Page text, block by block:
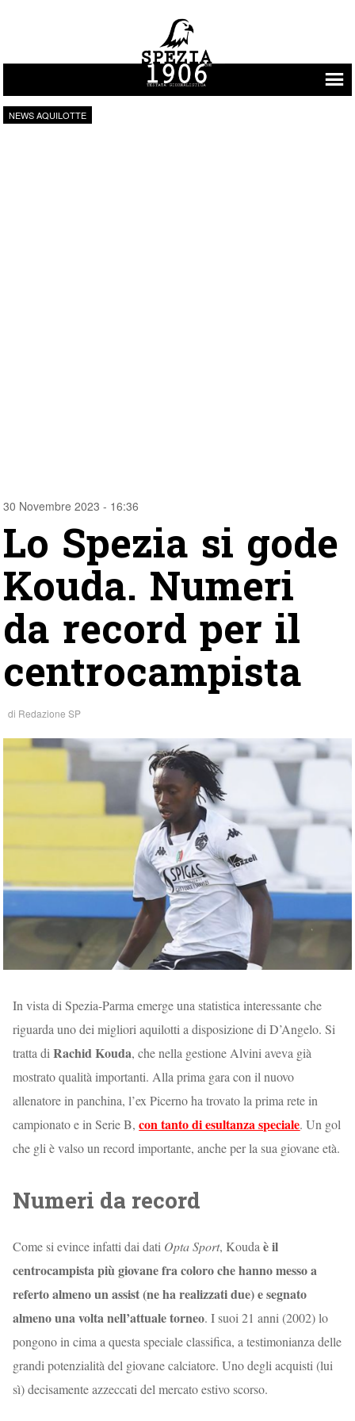
Vai al contenuto
NEWS AQUILOTTE
30 Novembre 2023 - 16:36
Lo Spezia si gode
Kouda. Numeri
da record per il
centrocampista
di Redazione SP
In vista di Spezia-Parma emerge una statistica interessante che
riguarda uno dei migliori aquilotti a disposizione di D’Angelo. Si
tratta diRachid Kouda, che nella gestione Alvini aveva già
mostrato qualità importanti. Alla prima gara con il nuovo
allenatore in panchina, l’ex Picerno ha trovato la prima rete in
campionato e in Serie B,con tanto di esultanza speciale. Un gol
che gli è valso un record importante, anche per la sua giovane età.
Numeri da record
Come si evince infatti dai dati Opta Sport, Kouda è il
centrocampista più giovane fra coloro che hanno messo a
referto almeno un assist (ne ha realizzati due) e segnato
almeno una volta nell’attuale torneo. I suoi 21 anni (2002) lo
pongono in cima a questa speciale classifica, a testimonianza delle
grandi potenzialità del giovane calciatore. Uno degli acquisti (lui
sì) decisamente azzeccati del mercato estivo scorso.